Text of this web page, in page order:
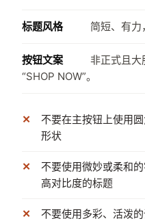
标题风格 简短、有力
按钮文案
非正式且大
“SHOP NOW”。
不要在主按钮上使用
形状
不要使用微妙或柔和
高对比度的标题
不要使用多彩、活泼